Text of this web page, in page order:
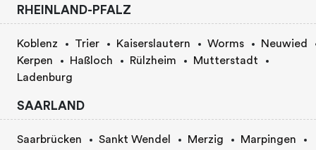
RHEINLAND-PFALZ
Koblenz Trier Kaiserslautern Worms
Neuwied
Kerpen
Haßloch Rülzheim
Mutterstadt
Ladenburg
SAARLAND
Saarbrücken Sankt Wendel Merzig
Marpingen